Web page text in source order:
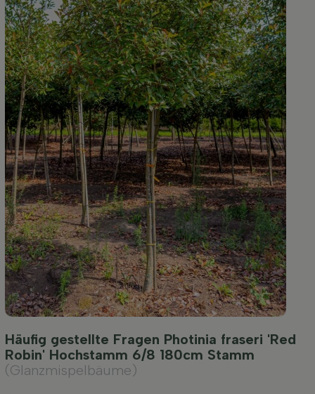
Häufig gestellte Fragen Photinia fraseri 'Red
Robin' Hochstamm 6/8 180cm Stamm
(Glanzmispelbäume)